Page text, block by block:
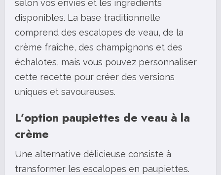
selon vos envies et les ingrédients
disponibles. La base traditionnelle
comprend des escalopes de veau, de la
crème fraîche, des champignons et des
échalotes, mais vous pouvez personnaliser
cette recette pour créer des versions
uniques et savoureuses.
L’option paupiettes de veau à la
crème
Une alternative délicieuse consiste à
transformer les escalopes en paupiettes.